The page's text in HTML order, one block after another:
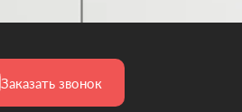
Заказать звонок